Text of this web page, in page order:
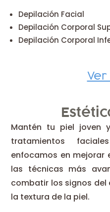
Depilación Facial
Depilación Corporal
Depilación Corporal
Ver
Mantén tu piel joven
tratamientos
enfocamos en mejorar
las técnicas más
combatir los signos del
la textura de la piel.